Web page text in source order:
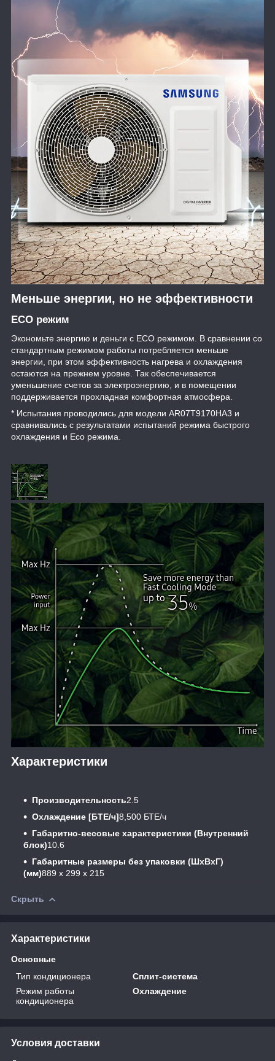
Меньше энергии, но не эффективности
ECO режим
Экономьте энергию и деньги с ECO режимом. В сравнении со
стандартным режимом работы потребляется меньше
энергии, при этом эффективность нагрева и охлаждения
остаются на прежнем уровне. Так обеспечивается
уменьшение счетов за электроэнергию, и в помещении
поддерживается прохладная комфортная атмосфера.
* Испытания проводились для модели AR07T9170HA3 и
сравнивались с результатами испытаний режима быстрого
охлаждения и Eco режима.
Характеристики
Производительность2.5
Охлаждение [БТЕ/ч]8,500 БТЕ/ч
Габаритно-весовые характеристики (Внутренний
блок)10.6
Габаритные размеры без упаковки (ШxВxГ)
(мм)889 x 299 x 215
Скрыть
Характеристики
Основные
Тип кондиционера
Сплит-система
Режим работы
кондиционера
Охлаждение
Условия доставки